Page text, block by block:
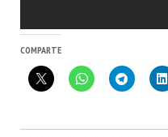
COMPARTE